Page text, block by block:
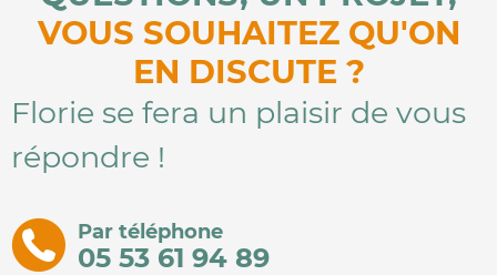
VOUS SOUHAITEZ QU'ON
EN DISCUTE ?
Florie se fera un plaisir de vous
répondre !
Par téléphone
05 53 61 94 89